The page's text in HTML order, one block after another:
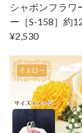
シャボンフラワ
ー［S-158］約
¥2,530